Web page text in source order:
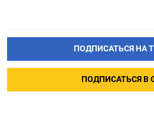
ПОДПИСАТЬСЯ НА
ПОДПИСАТЬСЯ В